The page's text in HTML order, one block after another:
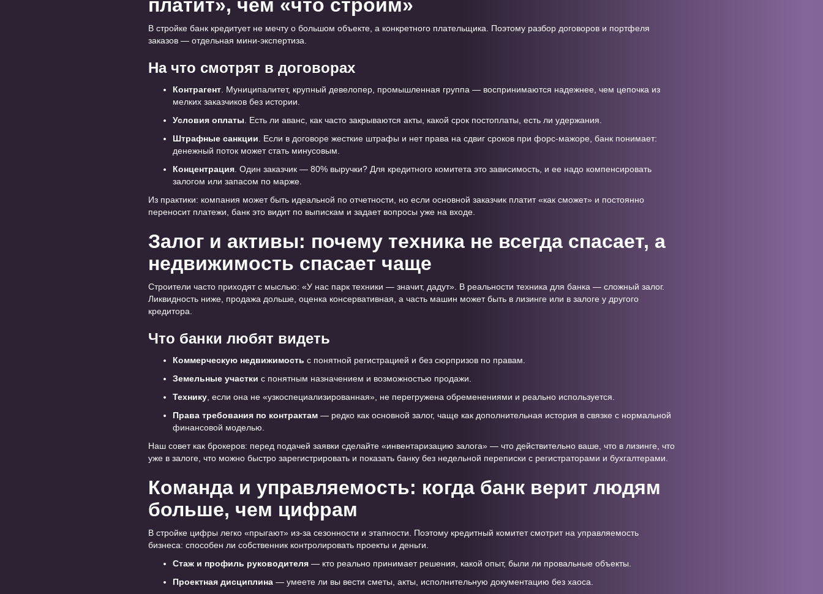
платит», чем «что строим»
В стройке банк кредитует не мечту о большом объекте, а конкретного плательщика. Поэтому разбор договоров и портфеля
заказов — отдельная мини-экспертиза.
На что смотрят в договорах
Контрагент. Муниципалитет, крупный девелопер, промышленная группа — воспринимаются надежнее, чем цепочка из
мелких заказчиков без истории.
Условия оплаты. Есть ли аванс, как часто закрываются акты, какой срок постоплаты, есть ли удержания.
Штрафные санкции. Если в договоре жесткие штрафы и нет права на сдвиг сроков при форс-мажоре, банк понимает:
денежный поток может стать минусовым.
Концентрация. Один заказчик — 80% выручки? Для кредитного комитета это зависимость, и ее надо компенсировать
залогом или запасом по марже.
Из практики: компания может быть идеальной по отчетности, но если основной заказчик платит «как сможет» и постоянно
переносит платежи, банк это видит по выпискам и задает вопросы уже на входе.
Залог и активы: почему техника не всегда спасает, а
недвижимость спасает чаще
Строители часто приходят с мыслью: «У нас парк техники — значит, дадут». В реальности техника для банка — сложный залог.
Ликвидность ниже, продажа дольше, оценка консервативная, а часть машин может быть в лизинге или в залоге у другого
кредитора.
Что банки любят видеть
Коммерческую недвижимость с понятной регистрацией и без сюрпризов по правам.
Земельные участки с понятным назначением и возможностью продажи.
Технику, если она не «узкоспециализированная», не перегружена обременениями и реально используется.
Права требования по контрактам — редко как основной залог, чаще как дополнительная история в связке с нормальной
финансовой моделью.
Наш совет как брокеров: перед подачей заявки сделайте «инвентаризацию залога» — что действительно ваше, что в лизинге, что
уже в залоге, что можно быстро зарегистрировать и показать банку без недельной переписки с регистраторами и бухгалтерами.
Команда и управляемость: когда банк верит людям
больше, чем цифрам
В стройке цифры легко «прыгают» из-за сезонности и этапности. Поэтому кредитный комитет смотрит на управляемость
бизнеса: способен ли собственник контролировать проекты и деньги.
Стаж и профиль руководителя — кто реально принимает решения, какой опыт, были ли провальные объекты.
Проектная дисциплина — умеете ли вы вести сметы, акты, исполнительную документацию без хаоса.